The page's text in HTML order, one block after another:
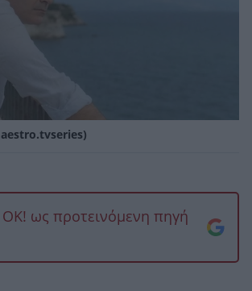
OK! ως προτεινόμενη πηγή